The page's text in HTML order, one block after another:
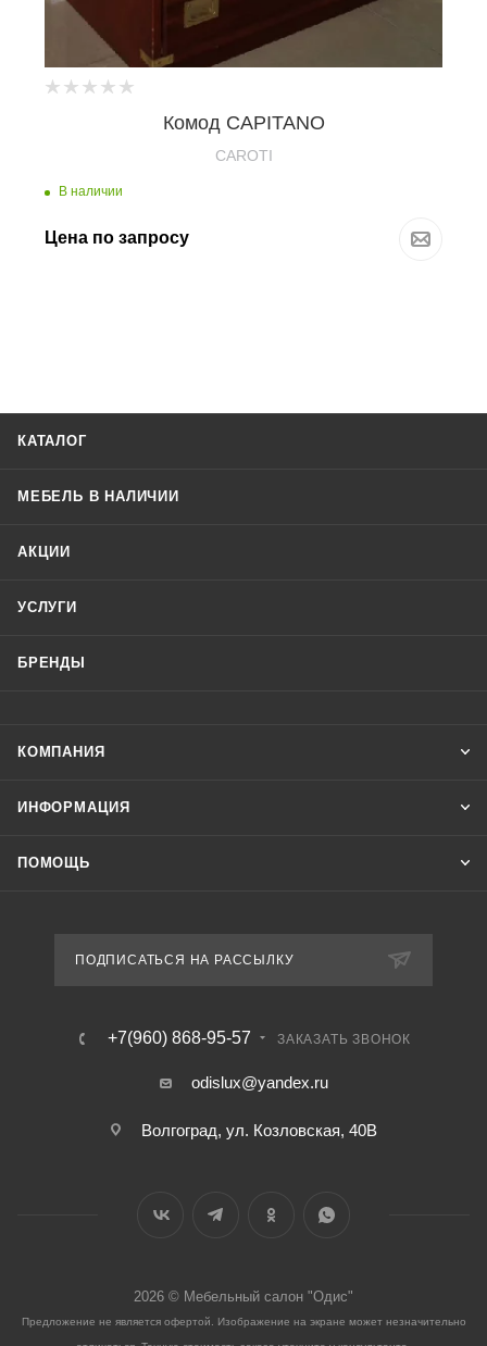
Комод CAPITANO
CAROTI
В наличии
Цена по запросу
КАТАЛОГ
МЕБЕЛЬ В НАЛИЧИИ
АКЦИИ
УСЛУГИ
БРЕНДЫ
КОМПАНИЯ
ИНФОРМАЦИЯ
ПОМОЩЬ
ПОДПИСАТЬСЯ НА РАССЫЛКУ
+7(960) 868-95-57 ЗАКАЗАТЬ ЗВОНОК
odislux@yandex.ru
Волгоград, ул. Козловская, 40В
2026 © Мебельный салон "Одис"
Предложение не является офертой. Изображение на экране может незначительно